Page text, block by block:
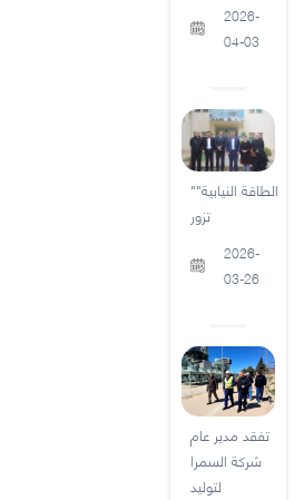
2026-
04-03
"الطاقة النيابية"
تزور
2026-
03-26
تفقد مدير عام
شركة السمرا
لتوليد